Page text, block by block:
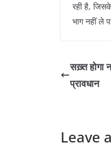
रही है,
भाग नहीं ले
सख़्त होगा
प्रावधान
Leave